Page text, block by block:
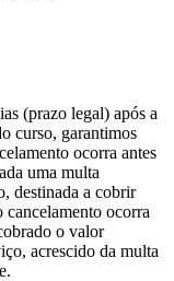
(prazo legal) após a
curso, garantimos
ocorra antes
uma multa
destinada a cobrir
cancelamento ocorra
o valor
acrescido da multa